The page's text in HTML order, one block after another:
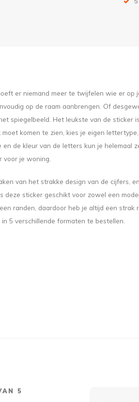
er niemand meer te twijfelen wie er op
op de raam aanbrengen. Of
spiegelbeeld. Het leukste van de sticker
komen te zien, kies je eigen
de kleur van de letters kun je helemaal
je woning.
van het strakke design van de cijfers,
deze sticker geschikt voor zowel een
randen, daardoor heb je altijd een strak
5 verschillende formaten te bestellen.
5